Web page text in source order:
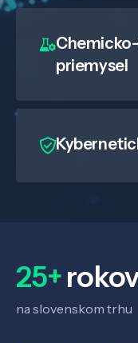
priemysel
25+
na slovenskom trhu